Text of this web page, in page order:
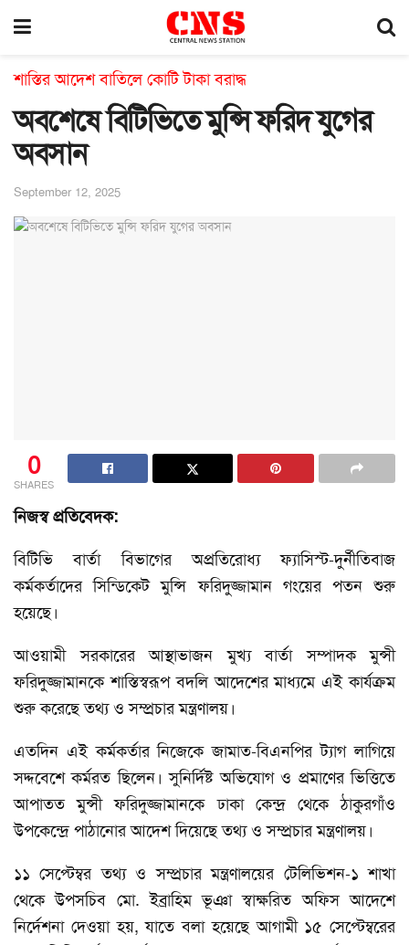
শাস্তির আদেশ বাতিলে কোটি টাকা বরাদ্ধ
অবশেষে বিটিভিতে মুন্সি ফরিদ যুগের
অবসান
September 12, 2025
0
SHARES
নিজস্ব প্রতিবেদক:
বিটিভি বার্তা বিভাগের অপ্রতিরোধ্য ফ্যাসিস্ট-দুর্নীতিবাজ
কর্মকর্তাদের সিন্ডিকেট মুন্সি ফরিদুজ্জামান গংয়ের পতন শুরু
হয়েছে।
আওয়ামী সরকারের আস্থাভাজন মুখ্য বার্তা সম্পাদক মুন্সী
ফরিদুজ্জামানকে শাস্তিস্বরূপ বদলি আদেশের মাধ্যমে এই কার্যক্রম
শুরু করেছে তথ্য ও সম্প্রচার মন্ত্রণালয়।
এতদিন এই কর্মকর্তার নিজেকে জামাত-বিএনপির ট্যাগ লাগিয়ে
সদ্দবেশে কর্মরত ছিলেন। সুনির্দিষ্ট অভিযোগ ও প্রমাণের ভিত্তিতে
আপাতত মুন্সী ফরিদুজ্জামানকে ঢাকা কেন্দ্র থেকে ঠাকুরগাঁও
উপকেন্দ্রে পাঠানোর আদেশ দিয়েছে তথ্য ও সম্প্রচার মন্ত্রণালয়।
১১ সেপ্টেম্বর তথ্য ও সম্প্রচার মন্ত্রণালয়ের টেলিভিশন-১ শাখা
থেকে উপসচিব মো. ইব্রাহিম ভূঞা স্বাক্ষরিত অফিস আদেশে
নির্দেশনা দেওয়া হয়, যাতে বলা হয়েছে আগামী ১৫ সেপ্টেম্বরের